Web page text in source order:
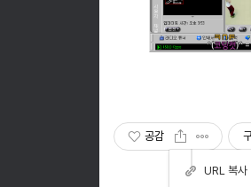
공감
URL 복사